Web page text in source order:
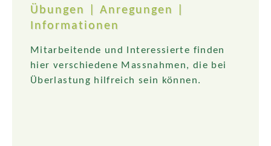
Übungen | Anregungen |
Informationen
Mitarbeitende und Interessierte finden
hier verschiedene Massnahmen, die bei
Überlastung hilfreich sein können.